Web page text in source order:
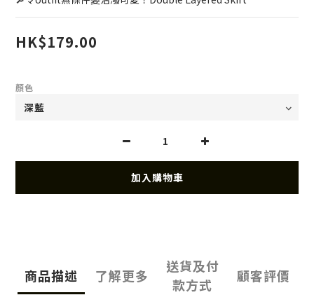
HK$179.00
顏色
加入購物車
商品描述 了解更多
送貨及付
款方式
顧客評價